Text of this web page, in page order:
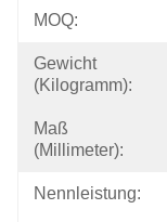
MOQ:
Gewicht
(Kilogramm):
Maß
(Millimeter):
Nennleistung: